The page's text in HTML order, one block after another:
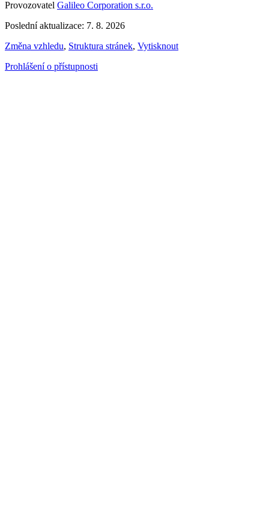
Provozovatel Galileo Corporation s.r.o.
Poslední aktualizace: 7. 8. 2026
Změna vzhledu, Struktura stránek, Vytisknout
Prohlášení o přístupnosti